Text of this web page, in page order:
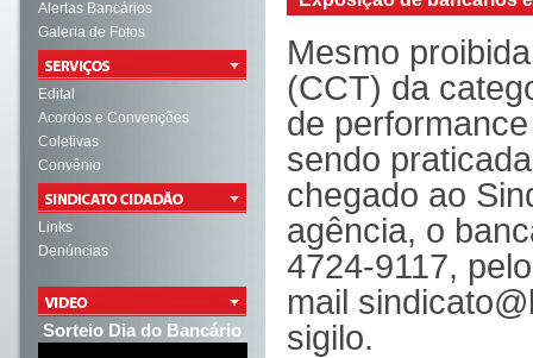
Alertas Bancários
Galeria de Fotos
Edital
Acordos e Convenções
Coletivas
Convênio
Links
Denúncias
Sorteio Dia do Bancário
Mesmo
(CCT) da
de
sendo
chegado ao
agência, o
4724-9117,
mail
sigilo.